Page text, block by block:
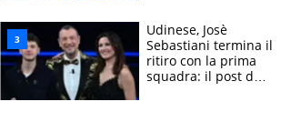
McLaren siano
meglio?”
Udinese, Josè
Sebastiani termina il
ritiro con la prima
squadra: il post del